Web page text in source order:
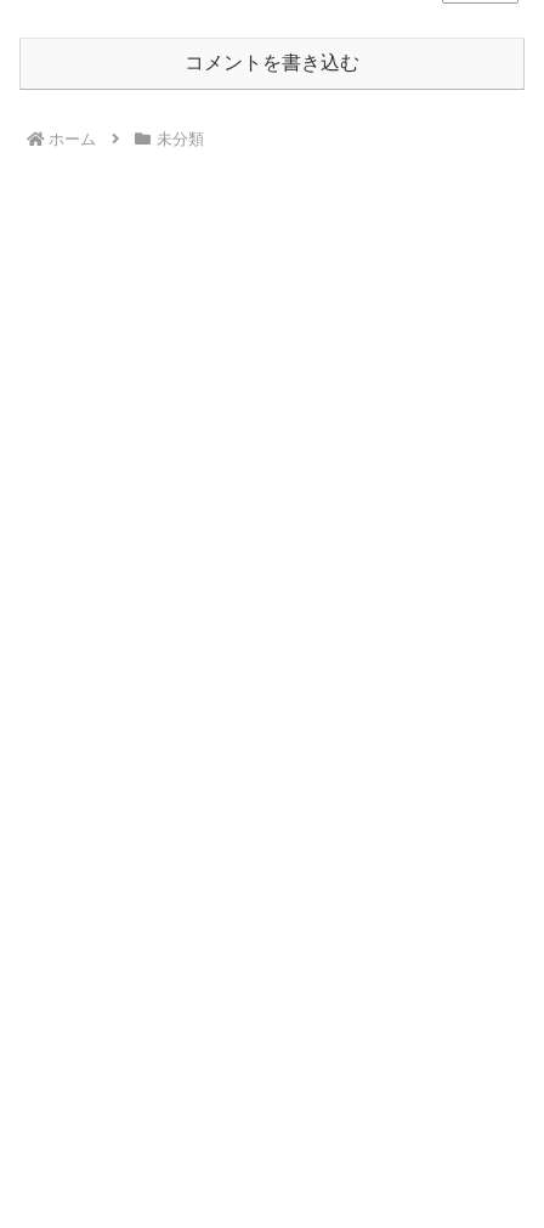
コメントを書き込む
ホーム 未分類